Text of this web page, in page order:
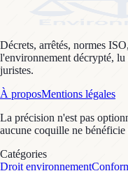
Décrets, arrêtés, normes
l'environnement décrypté,
juristes.
À proposMentions légales
La précision n'est pas
aucune coquille ne
Catégories
Droit environnement